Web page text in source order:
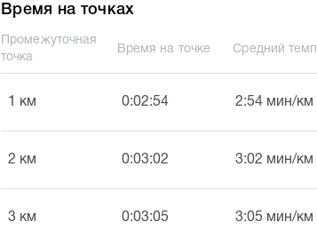
Время на точках
Промежуточная
точка
Время на точке Средний темп
1 км 0:02:54 2:54 мин/км
2 км 0:03:02 3:02 мин/км
3 км 0:03:05 3:05 мин/км